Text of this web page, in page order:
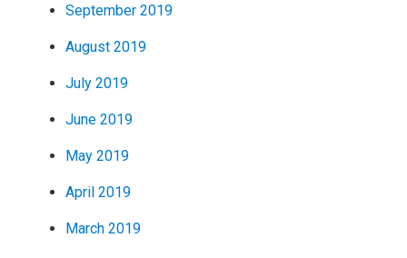
September 2019
August 2019
July 2019
June 2019
May 2019
April 2019
March 2019